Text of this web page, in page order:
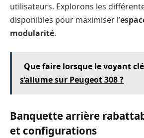
utilisateurs. Explorons les
disponibles pour maximiser l’
modularité.
Que faire lorsque le voyant
s’allume sur Peugeot 308 ?
Banquette arrière
et configurations